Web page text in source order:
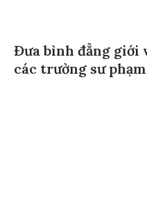
Đưa bình đẳng giới
các trường sư phạm